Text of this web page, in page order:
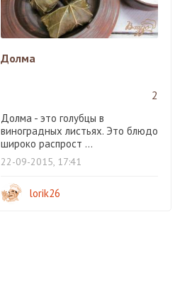
Долма
2
Долма - это голубцы в
виноградных листьях. Это блюдо
широко распрост ...
22-09-2015, 17:41
lorik26